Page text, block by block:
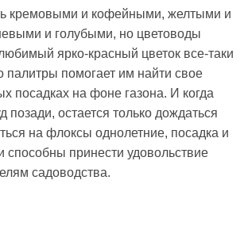
кремовыми и кофейными, желтыми и
и голубыми, но цветоводы
ярко-красный цветок все-таки
палитры помогает им найти свое
посадках на фоне газона. И когда
позади, остается только дождаться
на флоксы однолетние, посадка и
способны принести удовольствие
садоводства.